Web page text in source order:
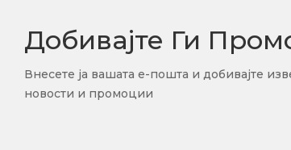
Добивајте Ги
Внесете ја вашата е-пошта и добивајте
новости и промоции